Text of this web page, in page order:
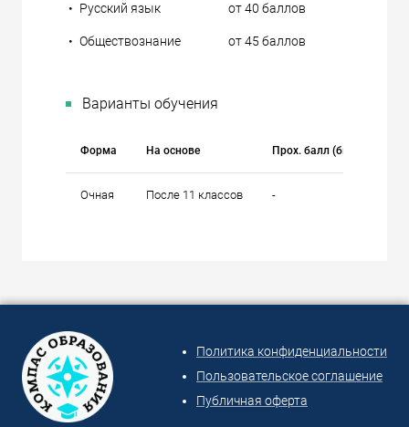
• Русский язык от 40 баллов
• Обществознание от 45 баллов
Варианты обучения
Форма На основе Прох. балл (бюджет)
Очная После 11 классов -
Политика конфиденциальности
Пользовательское соглашение
Публичная оферта